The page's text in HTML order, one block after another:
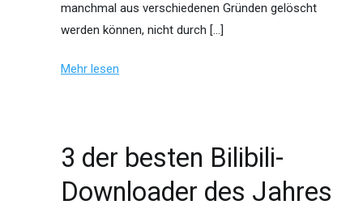
manchmal aus verschiedenen Gründen gelöscht
werden können, nicht durch […]
Mehr lesen
3 der besten Bilibili-
Downloader des Jahres